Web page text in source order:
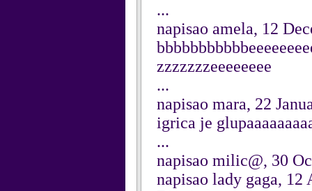
...
napisao amela, 12
zzzzzzzeeeeeeee
...
napisao mara, 22
igrica je
...
napisao milic@, 30
napisao lady gaga, 12